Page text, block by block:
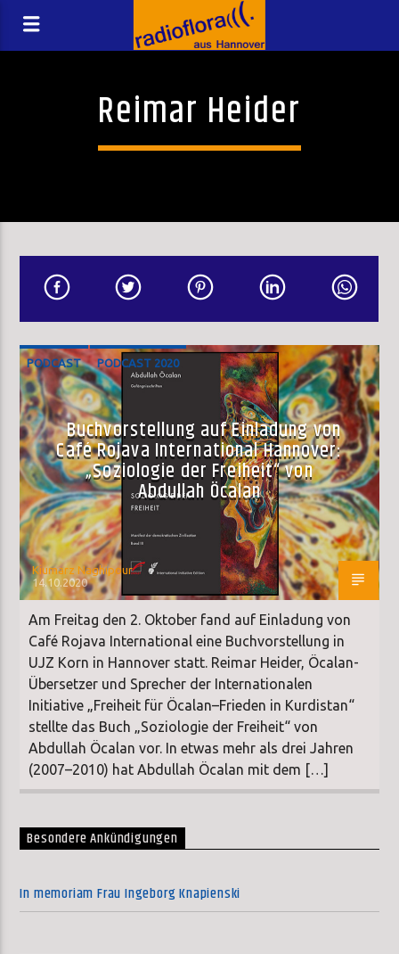
Reimar Heider
PODCAST PODCAST 2020
Buchvorstellung auf Einladung von
Café Rojava International Hannover:
„Soziologie der Freiheit“ von
Abdullah Öcalan
Kiumarz Naghipour
14.10.2020
Am Freitag den 2. Oktober fand auf Einladung von
Café Rojava International eine Buchvorstellung in
UJZ Korn in Hannover statt. Reimar Heider, Öcalan-
Übersetzer und Sprecher der Internationalen
Initiative „Freiheit für Öcalan–Frieden in Kurdistan“
stellte das Buch „Soziologie der Freiheit“ von
Abdullah Öcalan vor. In etwas mehr als drei Jahren
(2007–2010) hat Abdullah Öcalan mit dem […]
Besondere Ankündigungen
In memoriam Frau Ingeborg Knapienski